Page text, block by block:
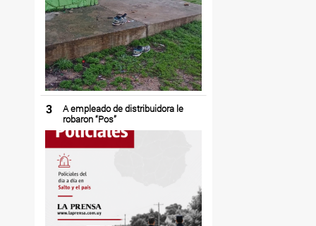
3
A empleado de distribuidora le
robaron “Pos”